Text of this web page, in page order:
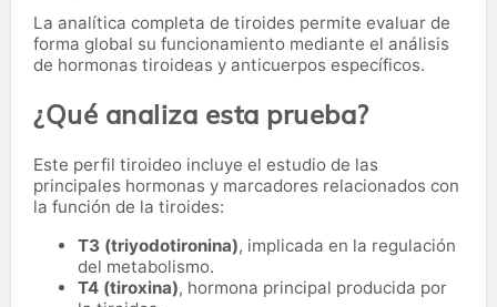
La analítica completa de tiroides permite evaluar de
forma global su funcionamiento mediante el análisis
de hormonas tiroideas y anticuerpos específicos.
¿Qué analiza esta prueba?
Este perfil tiroideo incluye el estudio de las
principales hormonas y marcadores relacionados con
la función de la tiroides:
T3 (triyodotironina), implicada en la regulación
del metabolismo.
T4 (tiroxina), hormona principal producida por